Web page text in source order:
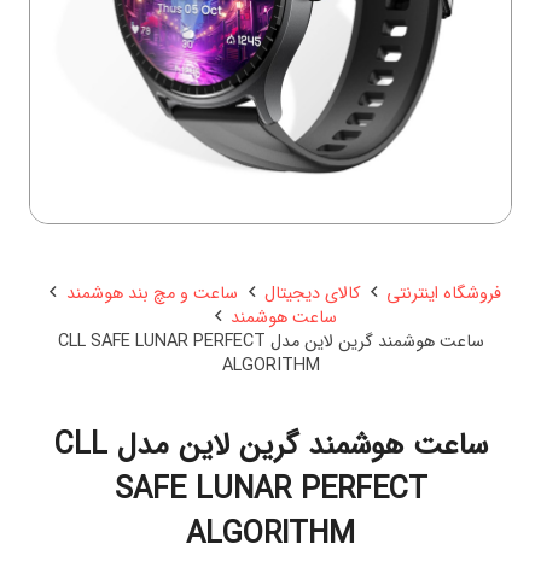
فروشگاه اینترنتی کالای دیجیتال
ساعت و مچ بند هوشمند
ساعت هوشمند
ساعت هوشمند گرین لاین مدل CLL SAFE LUNAR PERFECT
ALGORITHM
ساعت هوشمند گرین لاین مدل CLL
SAFE LUNAR PERFECT
ALGORITHM